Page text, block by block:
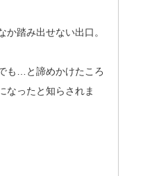
か踏み出せない出口。
も…と諦めかけたころ
なったと知らされま